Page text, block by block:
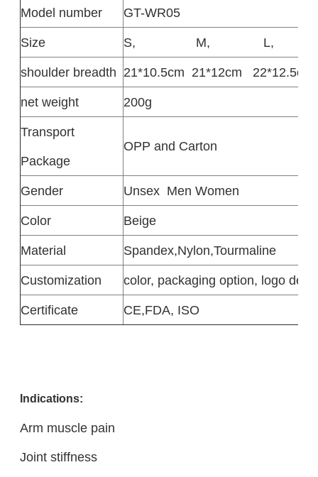
Model number
GT-WR05
Size
S, M,
L,
shoulder breadth 21*10.5cm 21*12cm
22*12.5cm
net weight
200g
Transport
Package
OPP and Carton
Gender Unsex Men Women
Color
Beige
Material
Spandex,Nylon,Tourmaline
Customization
color, packaging option, logo
Certificate
CE,FDA, ISO
Indications:
Arm muscle pain
Joint stiffness